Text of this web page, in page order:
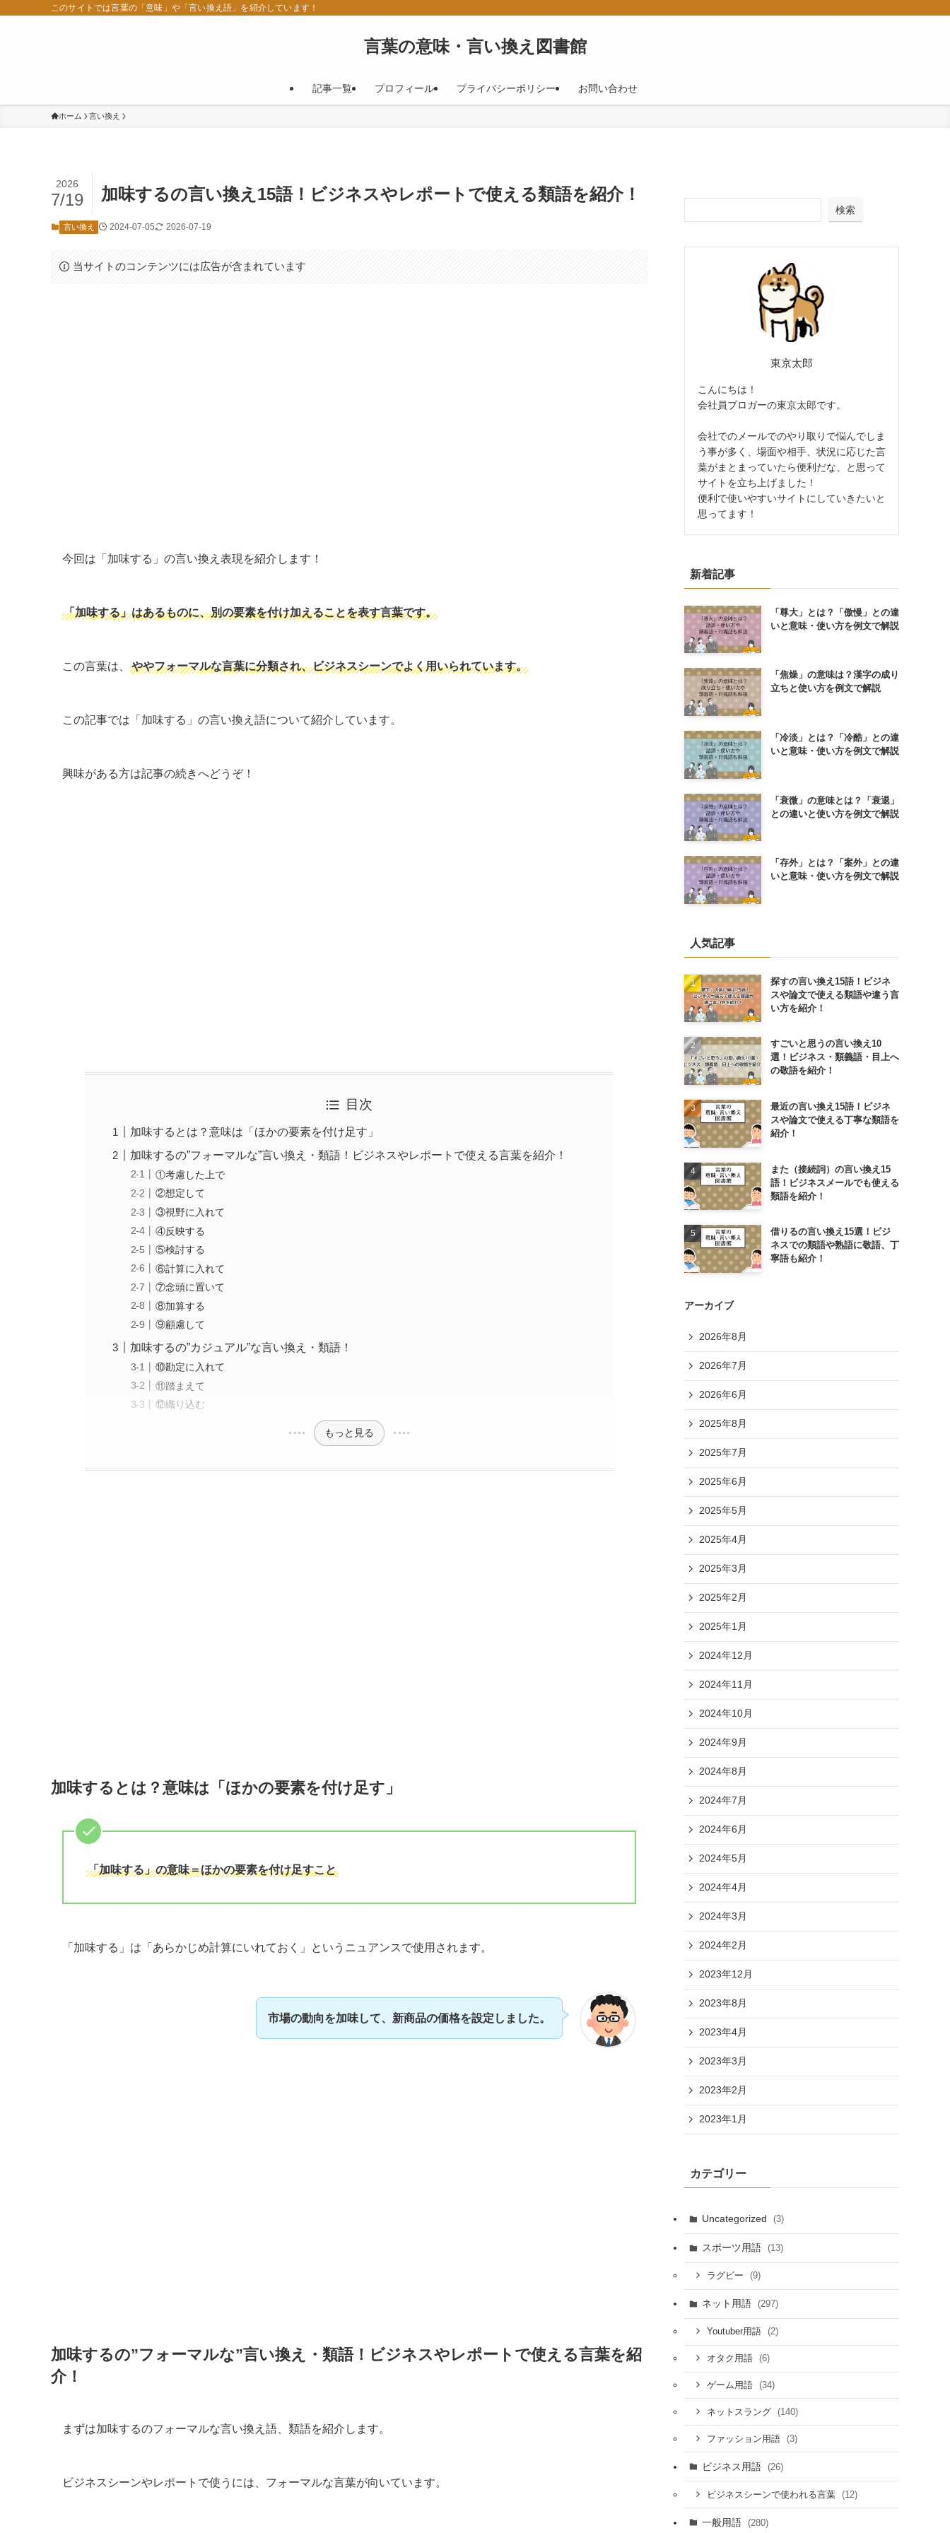
このサイトでは言葉の「意味」や「言い換え語」を紹介しています！
言葉の意味・言い換え図書館
記事一覧 プロフィール プライバシーポリシー お問い合わせ
ホーム 言い換え
加味するの言い換え15語！ビジネスやレポートで使える類語を紹介！
2026
7/19
言い換え 2024-07-05 2026-07-19
当サイトのコンテンツには広告が含まれています
今回は「加味する」の言い換え表現を紹介します！
「加味する」はあるものに、別の要素を付け加えることを表す言葉です。
この言葉は、 ややフォーマルな言葉に分類され、ビジネスシーンでよく用いられています。
この記事では「加味する」の言い換え語について紹介しています。
興味がある方は記事の続きへどうぞ！
目次
加味するとは？意味は「ほかの要素を付け足す」
加味するの”フォーマルな”言い換え・類語！ビジネスやレポートで使える言葉を紹介！
①考慮した上で
②想定して
③視野に入れて
④反映する
⑤検討する
⑥計算に入れて
⑦念頭に置いて
⑧加算する
⑨顧慮して
加味するの”カジュアル”な言い換え・類語！
⑩勘定に入れて
⑪踏まえて
⑫織り込む
もっと見る
加味するとは？意味は「ほかの要素を付け足す」
「加味する」の意味＝ほかの要素を付け足すこと
「加味する」は「あらかじめ計算にいれておく」というニュアンスで使用されます。
市場の動向を加味して、新商品の価格を設定しました。
加味するの”フォーマルな”言い換え・類語！ビジネスやレポートで使える言葉を紹
介！
まずは加味するのフォーマルな言い換え語、類語を紹介します。
ビジネスシーンやレポートで使うには、フォーマルな言葉が向いています。
検索
東京太郎
こんにちは！
会社員ブロガーの東京太郎です。
会社でのメールでのやり取りで悩んでしま
う事が多く、場面や相手、状況に応じた言
葉がまとまっていたら便利だな、と思って
サイトを立ち上げました！
便利で使いやすいサイトにしていきたいと
思ってます！
新着記事
「尊大」とは？「傲慢」との違
いと意味・使い方を例文で解説
「焦燥」の意味は？漢字の成り
立ちと使い方を例文で解説
「冷淡」とは？「冷酷」との違
いと意味・使い方を例文で解説
「衰微」の意味とは？「衰退」
との違いと使い方を例文で解説
「存外」とは？「案外」との違
いと意味・使い方を例文で解説
人気記事
探すの言い換え15語！ビジネ
スや論文で使える類語や違う言
い方を紹介！
すごいと思うの言い換え10
選！ビジネス・類義語・目上へ
の敬語を紹介！
最近の言い換え15語！ビジネ
スや論文で使える丁寧な類語を
紹介！
また（接続詞）の言い換え15
語！ビジネスメールでも使える
類語を紹介！
借りるの言い換え15選！ビジ
ネスでの類語や熟語に敬語、丁
寧語も紹介！
アーカイブ
2026年8月
2026年7月
2026年6月
2025年8月
2025年7月
2025年6月
2025年5月
2025年4月
2025年3月
2025年2月
2025年1月
2024年12月
2024年11月
2024年10月
2024年9月
2024年8月
2024年7月
2024年6月
2024年5月
2024年4月
2024年3月
2024年2月
2023年12月
2023年8月
2023年4月
2023年3月
2023年2月
2023年1月
カテゴリー
Uncategorized (3)
スポーツ用語 (13)
ラグビー (9)
ネット用語 (297)
Youtuber用語 (2)
オタク用語 (6)
ゲーム用語 (34)
ネットスラング (140)
ファッション用語 (3)
ビジネス用語 (26)
ビジネスシーンで使われる言葉 (12)
一般用語 (280)